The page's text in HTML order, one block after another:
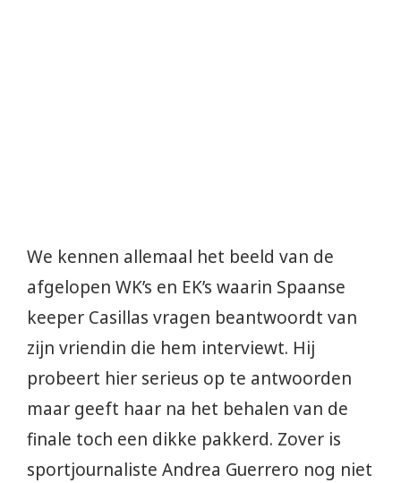
We kennen allemaal het beeld van de
afgelopen WK’s en EK’s waarin Spaanse
keeper Casillas vragen beantwoordt van
zijn vriendin die hem interviewt. Hij
probeert hier serieus op te antwoorden
maar geeft haar na het behalen van de
finale toch een dikke pakkerd. Zover is
sportjournaliste Andrea Guerrero nog niet